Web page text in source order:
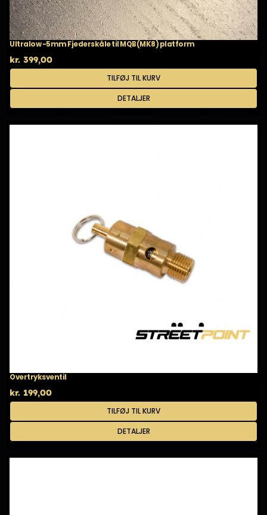
Ultralow -5mm Fjederskåle til MQB(MK8) platform
kr. 399,00
TILFØJ TIL KURV
DETALJER
Overtryksventil
kr. 199,00
TILFØJ TIL KURV
DETALJER